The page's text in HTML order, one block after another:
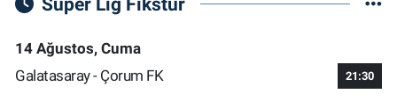
14 Ağustos, Cuma
Galatasaray - Çorum FK
21:30